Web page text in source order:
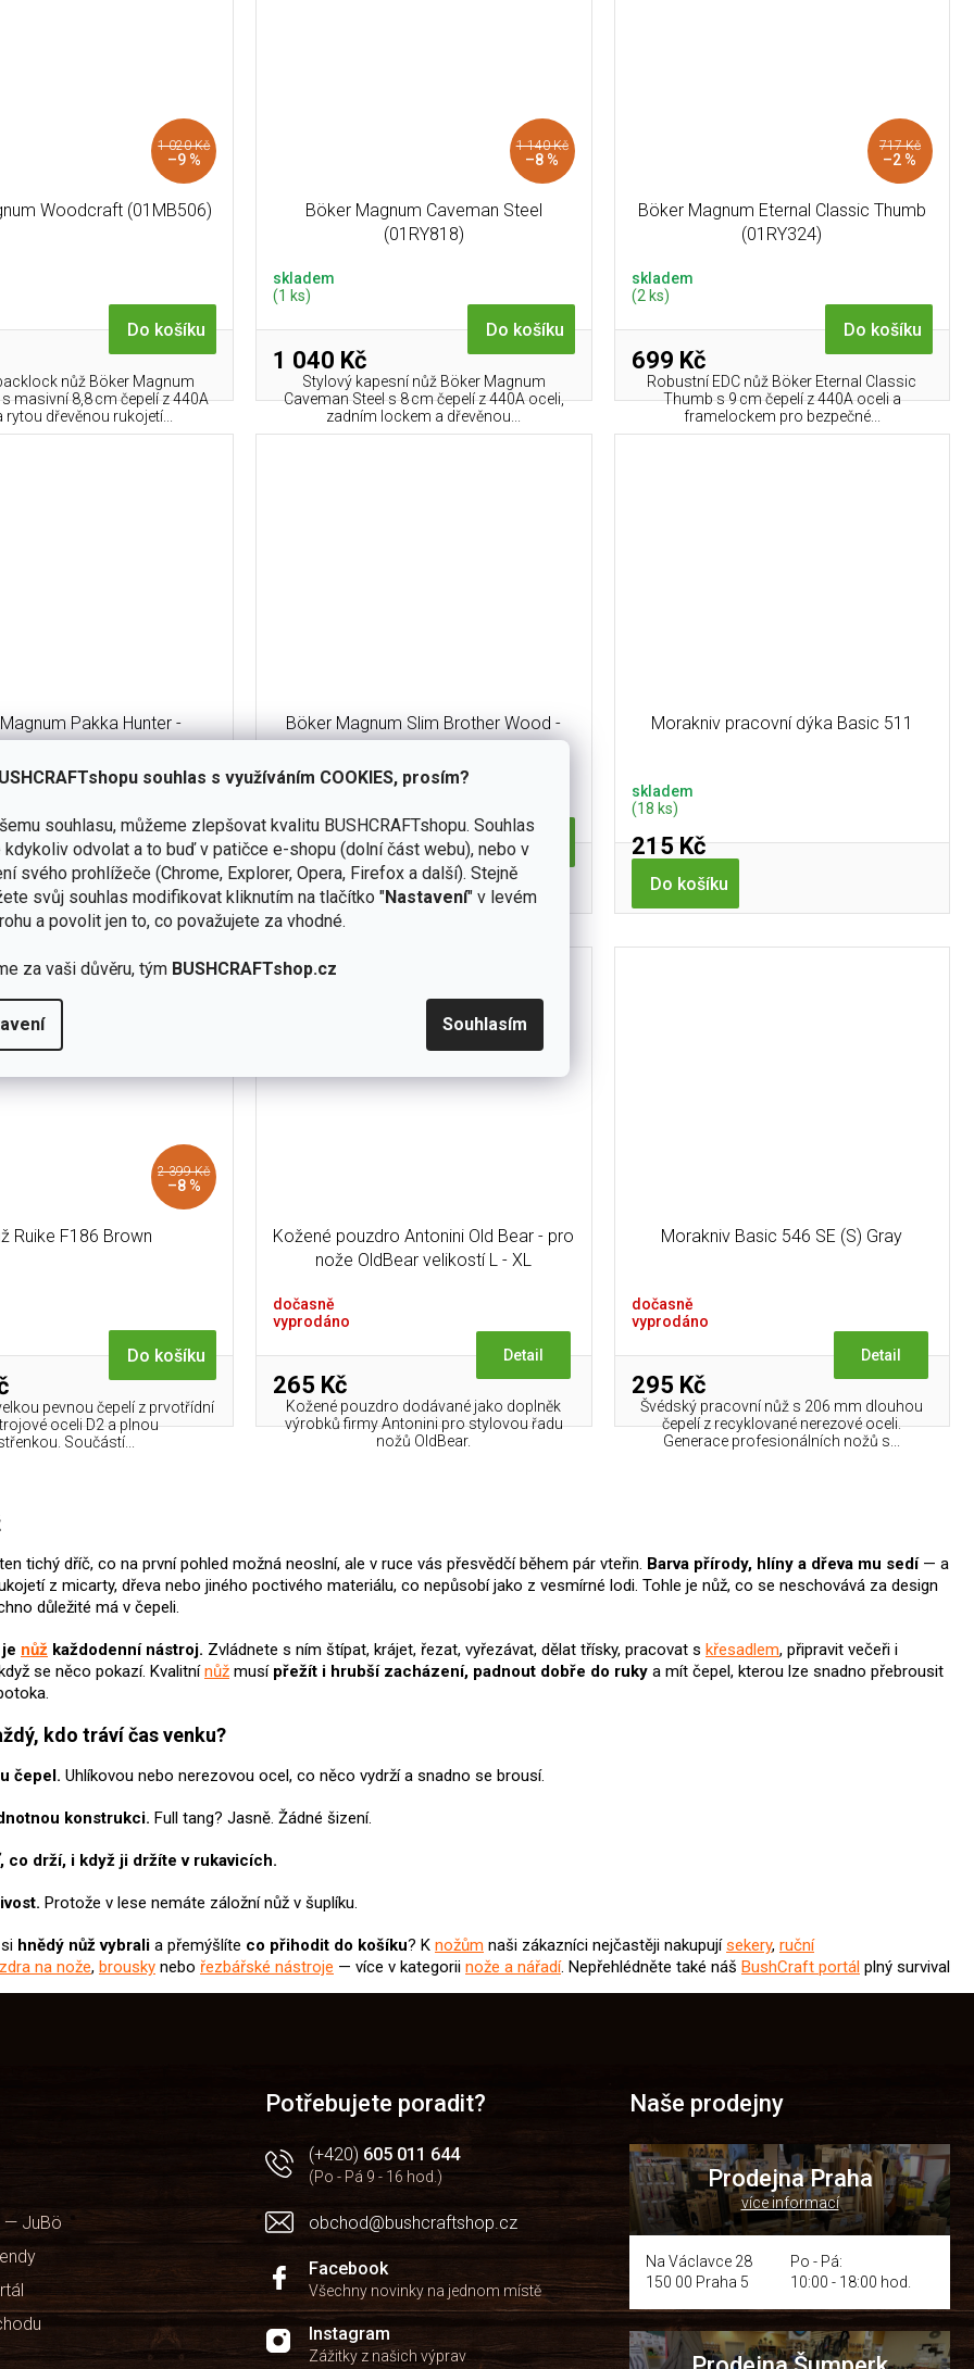
souhlas s využíváním COOKIES, prosím?
souhlasu, můžeme zlepšovat kvalitu BUSHCRAFTshopu. Souhlas
kdykoliv odvolat a to buď v patičce e-shopu (dolní část webu), nebo v
svého prohlížeče (Chrome, Explorer, Opera, Firefox a další). Stejně
svůj souhlas modifikovat kliknutím na tlačítko "Nastavení" v levém
a povolit jen to, co považujete za vhodné.
za vaši důvěru, tým BUSHCRAFTshop.cz
Souhlasím
1 020 Kč
–9 %
Woodcraft (01MB506)
Do košíku
nůž Böker Magnum
masivní 8,8 cm čepelí z 440A
rytou dřevěnou rukojetí...
1 140 Kč
–8 %
Böker Magnum Caveman Steel
(01RY818)
skladem
(1 ks)
1 040 Kč
Do košíku
Stylový kapesní nůž Böker Magnum
Caveman Steel s 8 cm čepelí z 440A oceli,
zadním lockem a dřevěnou...
717 Kč
–2 %
Böker Magnum Eternal Classic Thumb
(01RY324)
skladem
(2 ks)
699 Kč
Do košíku
Robustní EDC nůž Böker Eternal Classic
Thumb s 9 cm čepelí z 440A oceli a
framelockem pro bezpečné...
Pakka Hunter -
01MB700
Do košíku
Hunter je robustní zavírací
čepelí z odolné 440B oceli a
rukojetí,...
Böker Magnum Slim Brother Wood -
01MB723
750 Kč
Do košíku
Zavírací nůž Magnum Slim Brother Wood
od Bökeru kombinuje nerezovou čepel z
oceli 440A s elegantní dřevěnou...
Morakniv pracovní dýka Basic 511
skladem
(18 ks)
215 Kč
Do košíku
2 399 Kč
–8 %
Ruike F186 Brown
Do košíku
pevnou čepelí z prvotřídní
oceli D2 a plnou
Součástí...
Kožené pouzdro Antonini Old Bear - pro
nože OldBear velikostí L - XL
dočasně
vyprodáno
265 Kč
Detail
Kožené pouzdro dodávané jako doplněk
výrobků firmy Antonini pro stylovou řadu
nožů OldBear.
Morakniv Basic 546 SE (S) Gray
dočasně
vyprodáno
295 Kč
Detail
Švédský pracovní nůž s 206 mm dlouhou
čepelí z recyklované nerezové oceli.
Generace profesionálních nožů s...
d
a
p
r
ý
tichý dříč, co na první pohled možná neoslní, ale v ruce vás přesvědčí během pár vteřin. Barva přírody, hlíny a dřeva mu sedí— a
z micarty, dřeva nebo jiného poctivého materiálu, co nepůsobí jako z vesmírné lodi. Tohle je nůž, co se neschovává za design
důležité má v čepeli.
nůž každodenní nástroj. Zvládnete s ním štípat, krájet, řezat, vyřezávat, dělat třísky, pracovat s křesadlem, připravit večeři i
se něco pokazí. Kvalitnínůž musí přežít i hrubší zacházení, padnout dobře do ruky a mít čepel, kterou lze snadno přebrousit
kdo tráví čas venku?
čepel. Uhlíkovou nebo nerezovou ocel, co něco vydrží a snadno se brousí.
konstrukci. Full tang? Jasně. Žádné šizení.
co drží, i když ji držíte v rukavicích.
Protože v lese nemáte záložní nůž v šuplíku.
hnědý nůžvybrali a přemýšlíte co přihodit do košíku? K nožům naši zákazníci nejčastěji nakupujísekery, ruční
na nože, brousky nebo řezbářské nástroje — více v kategorii nože a nářadí. Nepřehlédněte také náš BushCraft portál plný survival
— JuBö
Potřebujete poradit?
(+420) 605 011 644
(Po - Pá 9 - 16 hod.)
obchod@bushcraftshop.cz
Facebook
Všechny novinky na jednom místě
Instagram
Zážitky z našich výprav
Naše prodejny
Prodejna Praha
více informací
Na Václavce 28
150 00 Praha 5
Po - Pá:
10:00 - 18:00 hod.